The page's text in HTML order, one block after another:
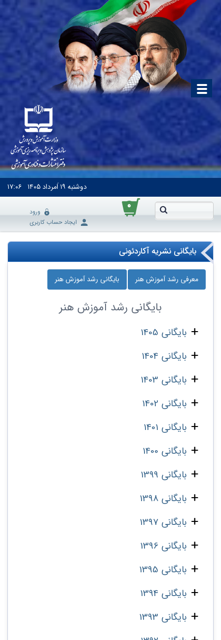
دوشنبه ۱۹ اَمرداد ۱۴۰۵ ۱۷:۰۶
۰
ورود
ایجاد حساب کاربری
بایگانی نشریه آکاردئونی
معرفی رشد آموزش هنر بایگانی رشد آموزش هنر
بایگانی رشد آموزش هنر
بایگانی 1405
بایگانی 1404
بایگانی 1403
بایگانی 1402
بایگانی 1401
بایگانی 1400
بایگانی 1399
بایگانی 1398
بایگانی 1397
بایگانی 1396
بایگانی 1395
بایگانی 1394
بایگانی 1393